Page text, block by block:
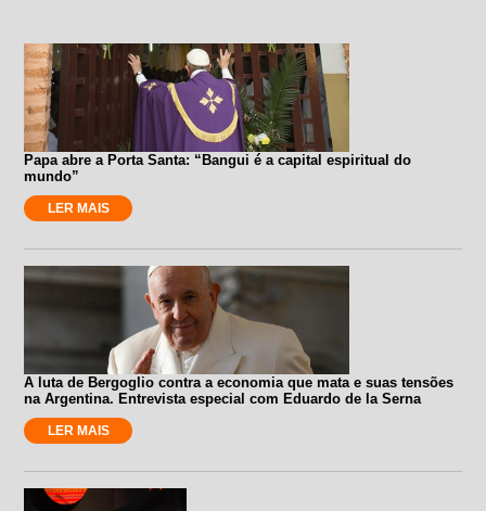
Papa abre a Porta Santa: “Bangui é a capital espiritual do
mundo”
LER MAIS
A luta de Bergoglio contra a economia que mata e suas tensões
na Argentina. Entrevista especial com Eduardo de la Serna
LER MAIS